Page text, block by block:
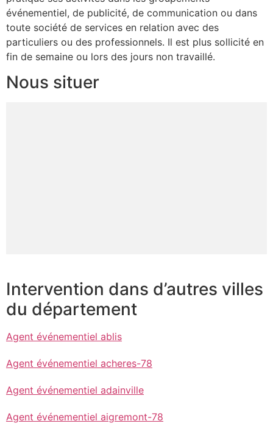
événementiel, de publicité, de communication ou dans
toute société de services en relation avec des
particuliers ou des professionnels. Il est plus sollicité en
fin de semaine ou lors des jours non travaillé.
Nous situer
Intervention dans d’autres villes
du département
Agent événementiel ablis
Agent événementiel acheres-78
Agent événementiel adainville
Agent événementiel aigremont-78